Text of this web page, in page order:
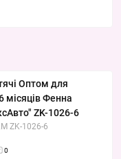
Оптом для
місяців Фенна
ZK-1026-6
ZK-1026-6
0